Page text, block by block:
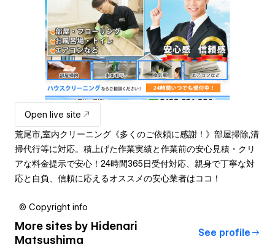
Open live site
荒尾市,室内クリーニング《多くのご依頼に感謝！》部屋掃除,清
掃代行等に対応。積上げた作業実績と作業前の安心見積・クリ
アな料金提示で安心！24時間365日受付対応、親身で丁寧な対
応と自負、信頼に応えるオススメの安心業者はココ！
© Copyright info
More sites by Hidenari
Matsushima
See profile